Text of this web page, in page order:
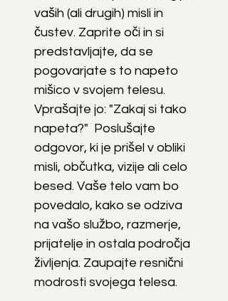
vaših (ali drugih) misli in
čustev. Zaprite oči in si
predstavljajte, da se
pogovarjate s to napeto
mišico v svojem telesu.
Vprašajte jo: "Zakaj si tako
napeta?" Poslušajte
odgovor, ki je prišel v obliki
misli, občutka, vizije ali celo
besed. Vaše telo vam bo
povedalo, kako se odziva
na vašo službo, razmerje,
prijatelje in ostala področja
življenja. Zaupajte resnični
modrosti svojega telesa.